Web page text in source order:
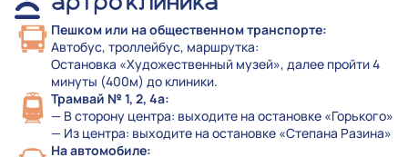
Пешком или на общественном транспорте:
Автобус, троллейбус, маршрутка:
Остановка «Художественный музей», далее пройти 4
минуты (400м) до клиники.
Трамвай № 1, 2, 4а:
— В сторону центра: выходите на остановке «Горького»
— Из центра: выходите на остановке «Степана Разина»
На автомобиле: